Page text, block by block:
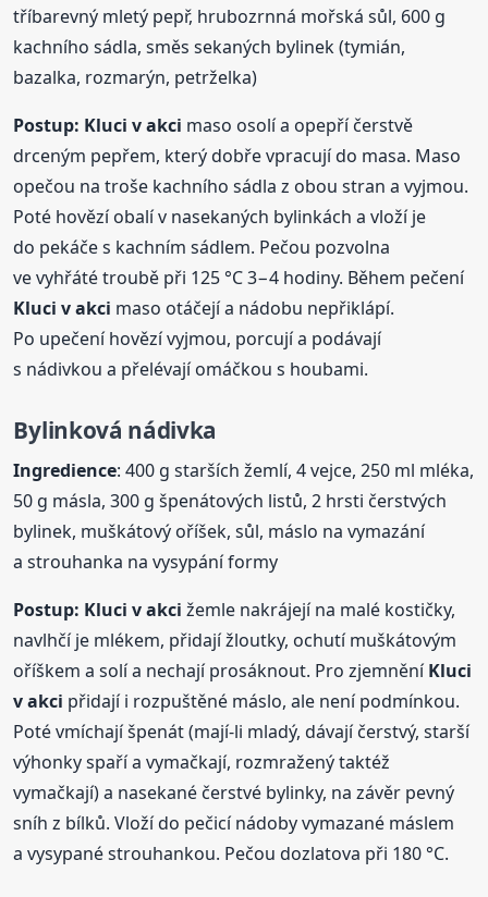
tříbarevný mletý pepř, hrubozrnná mořská sůl, 600 g
kachního sádla, směs sekaných bylinek (tymián,
bazalka, rozmarýn, petrželka)
Postup: Kluci v akci maso osolí a opepří čerstvě
drceným pepřem, který dobře vpracují do masa. Maso
opečou na troše kachního sádla z obou stran a vyjmou.
Poté hovězí obalí v nasekaných bylinkách a vloží je
do pekáče s kachním sádlem. Pečou pozvolna
ve vyhřáté troubě při 125 °C 3−4 hodiny. Během pečení
Kluci v akci maso otáčejí a nádobu nepřiklápí.
Po upečení hovězí vyjmou, porcují a podávají
s nádivkou a přelévají omáčkou s houbami.
Bylinková nádivka
Ingredience: 400 g starších žemlí, 4 vejce, 250 ml mléka,
50 g másla, 300 g špenátových listů, 2 hrsti čerstvých
bylinek, muškátový oříšek, sůl, máslo na vymazání
a strouhanka na vysypání formy
Postup: Kluci v akci žemle nakrájejí na malé kostičky,
navlhčí je mlékem, přidají žloutky, ochutí muškátovým
oříškem a solí a nechají prosáknout. Pro zjemněníKluci
v akci přidají i rozpuštěné máslo, ale není podmínkou.
Poté vmíchají špenát (mají-li mladý, dávají čerstvý, starší
výhonky spaří a vymačkají, rozmražený taktéž
vymačkají) a nasekané čerstvé bylinky, na závěr pevný
sníh z bílků. Vloží do pečicí nádoby vymazané máslem
a vysypané strouhankou. Pečou dozlatova při 180 °C.